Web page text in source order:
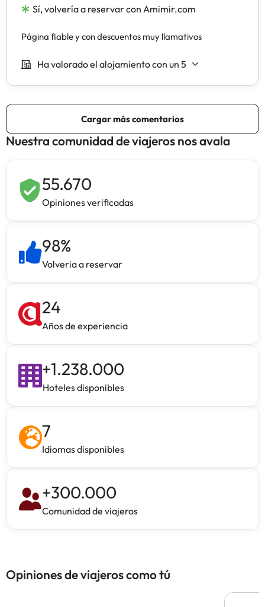
Nuestra comunidad de viajeros nos avala
55.670
Opiniones verificadas
98%
Volveria a reservar
24
Años de experiencia
+1.238.000
Hoteles disponibles
7
Idiomas disponibles
+300.000
Comunidad de viajeros
Opiniones de viajeros como tú